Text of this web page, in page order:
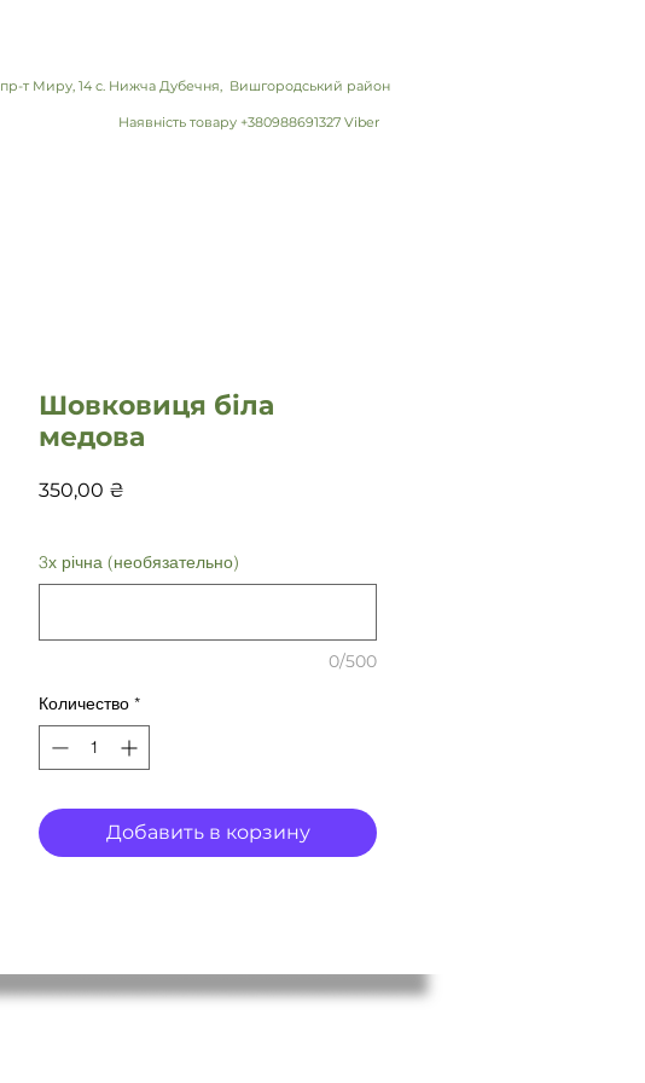
пр-т Миру, 14 с. Нижча Дубечня, Вишгородський район
Наявність товару +380988691327 Viber
Шовковиця біла
медова
350,00 ₴
3х річна (необязательно)
0/500
Количество *
Добавить в корзину